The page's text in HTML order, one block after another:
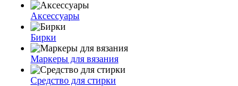
Аксессуары
Бирки
Маркеры для вязания
Средство для стирки